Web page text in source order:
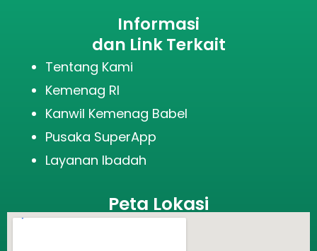
Informasi
dan Link Terkait
Tentang Kami
Kemenag RI
Kanwil Kemenag Babel
Pusaka SuperApp
Layanan Ibadah
Peta Lokasi